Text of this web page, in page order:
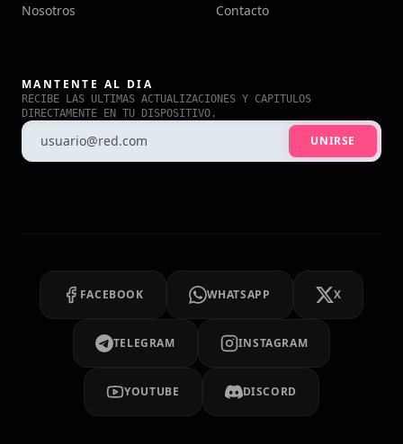
Nosotros
Contacto
MANTENTE AL DIA
RECIBE LAS ULTIMAS ACTUALIZACIONES Y CAPITULOS
DIRECTAMENTE EN TU DISPOSITIVO.
UNIRSE
FACEBOOK WHATSAPP X
TELEGRAM INSTAGRAM
YOUTUBE DISCORD